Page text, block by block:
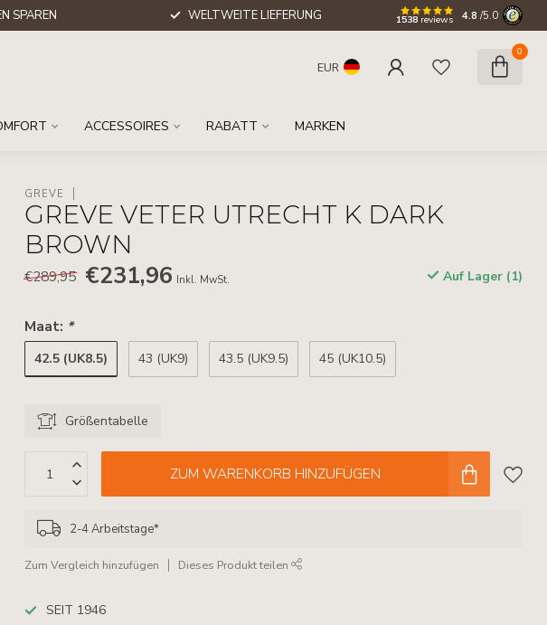
SPAREN WELTWEITE LIEFERUNG 1538 reviews 4.8 /5.0
EUR
0
ACCESSOIRES RABATT MARKEN
GREVE
GREVE VETER UTRECHT K DARK
BROWN
€289,95 €231,96 Inkl. MwSt. Auf Lager (1)
Maat: *
42.5 (UK8.5) 43 (UK9) 43.5 (UK9.5) 45 (UK10.5)
Größentabelle
ZUM WARENKORB HINZUFÜGEN
2-4 Arbeitstage*
Zum Vergleich hinzufügen Dieses Produkt teilen
SEIT 1946